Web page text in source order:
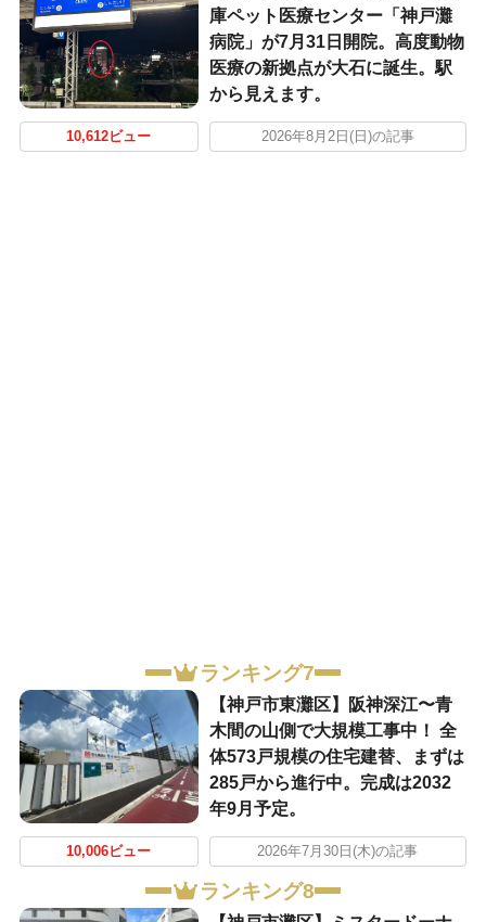
庫ペット医療センター「神戸灘
病院」が7月31日開院。高度動物
医療の新拠点が大石に誕生。駅
から見えます。
10,612ビュー 2026年8月2日(日)の記事
ランキング7
【神戸市東灘区】阪神深江〜青
木間の山側で大規模工事中！ 全
体573戸規模の住宅建替、まずは
285戸から進行中。完成は2032
年9月予定。
10,006ビュー 2026年7月30日(木)の記事
ランキング8